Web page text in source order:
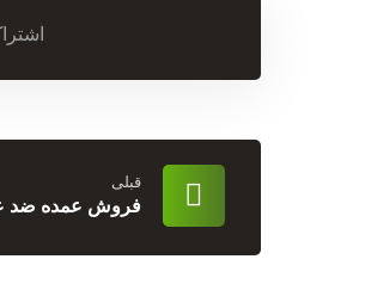
قبلی
فروش عمده ضد